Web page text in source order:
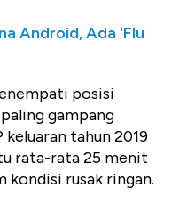
Android, Ada 'Flu
posisi
gampang
tahun 2019
rata-rata 25 menit
kondisi rusak ringan.